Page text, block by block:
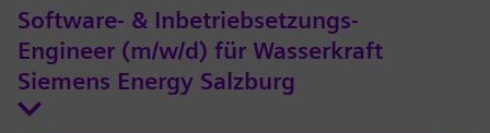
Software- & Inbetriebsetzungs-
Engineer (m/w/d) für Wasserkraft
Siemens Energy Salzburg